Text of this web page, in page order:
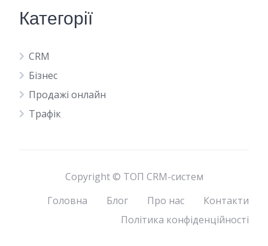
Категорії
CRM
Бізнес
Продажі онлайн
Трафік
Copyright © ТОП CRM-систем
Головна
Блог Про нас
Контакти
Політика конфіденційності